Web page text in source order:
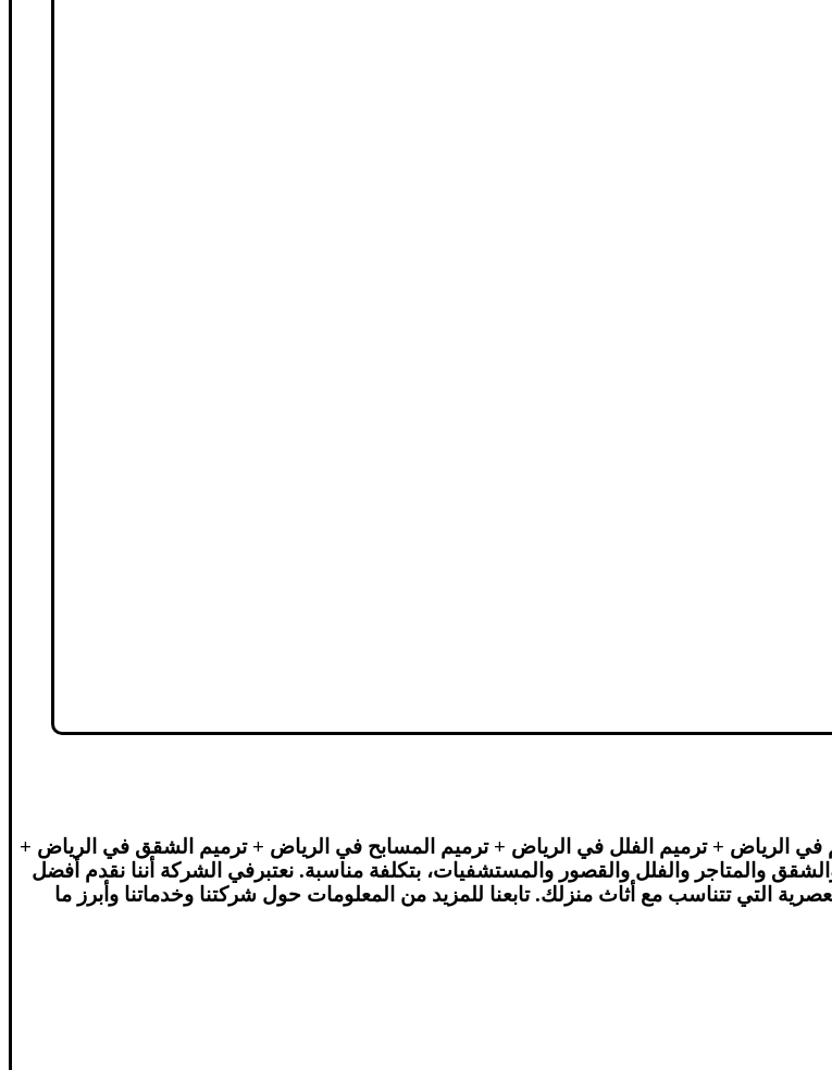
الرياض + ترميم الفلل في الرياض + ترميم المسابح في الرياض + ترميم الشقق في الرياض +
والمتاجر والفلل والقصور والمستشفيات، بتكلفة مناسبة. نعتبرفي الشركة أننا نقدم أفضل
التي تتناسب مع أثاث منزلك. تابعنا للمزيد من المعلومات حول شركتنا وخدماتنا وأبرز ما